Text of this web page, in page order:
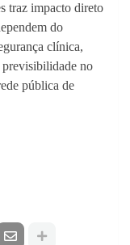
traz impacto direto
do
clínica,
previsibilidade no
pública de